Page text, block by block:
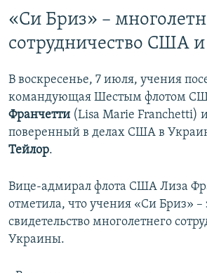
«Си Бриз» –
сотрудничество США
В воскресенье, 7 июля, учения
командующая Шестым флотом
Франчетти (Lisa Marie Franchetti)
поверенный в делах США в
Тейлор.
Вице-адмирал флота США Лиза
отметила, что учения «Си Бриз» –
свидетельство многолетнего
Украины.